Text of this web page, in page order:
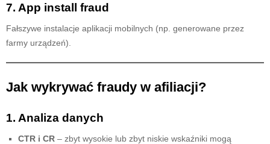
7. App install fraud
Fałszywe instalacje aplikacji mobilnych (np. generowane przez
farmy urządzeń).
Jak wykrywać fraudy w afiliacji?
1. Analiza danych
CTR i CR – zbyt wysokie lub zbyt niskie wskaźniki mogą